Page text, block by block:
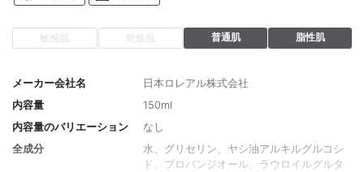
敏感肌 乾燥肌 普通肌 脂性肌
メーカー会社名
日本ロレアル株式会社
内容量
150ml
内容量のバリエーション
なし
全成分
水、グリセリン、ヤシ油アルキルグルコシ
ド、プロパンジオール、ラウロイルグルタ